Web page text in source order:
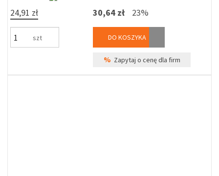
24,91 zł
szt
30,64 zł 23%
DO KOSZYKA
% Zapytaj o cenę dla firm